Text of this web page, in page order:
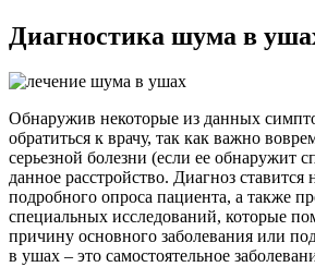
Диагностика шума в
Обнаружив некоторые из данных
обратиться к врачу, так как важно
серьезной болезни (если ее обнаружит
данное расстройство. Диагноз ставится
подробного опроса пациента, а также
специальных исследований, которые
причину основного заболевания или
в ушах – это самостоятельное